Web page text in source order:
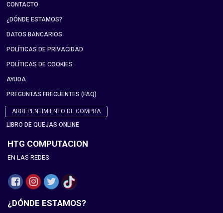
CONTACTO
¿DÓNDE ESTAMOS?
DATOS BANCARIOS
POLÍTICAS DE PRIVACIDAD
POLÍTICAS DE COOKIES
AYUDA
PREGUNTAS FRECUENTES (FAQ)
ARREPENTIMIENTO DE COMPRA
LIBRO DE QUEJAS ONLINE
HTG COMPUTACION
EN LAS REDES
¿DÓNDE ESTAMOS?